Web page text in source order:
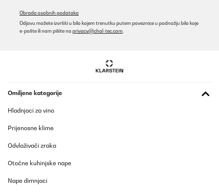
Obrada osobnih podataka
Odjavu možete izvršiti u bilo kojem trenutku putem poveznice u podnožju bilo koje
e-pošte ili nam pišite na privacy@chal-tec.com
Omiljene kategorije
Hladnjaci za vino
Prijenosne klime
Odvlaživači zraka
Otočne kuhinjske nape
Nape dimnjaci